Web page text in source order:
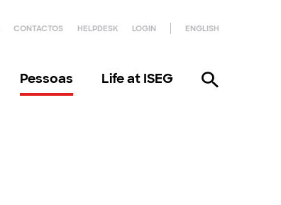
CONTACTOS HELPDESK LOGIN ENGLISH
Pessoas Life at ISEG